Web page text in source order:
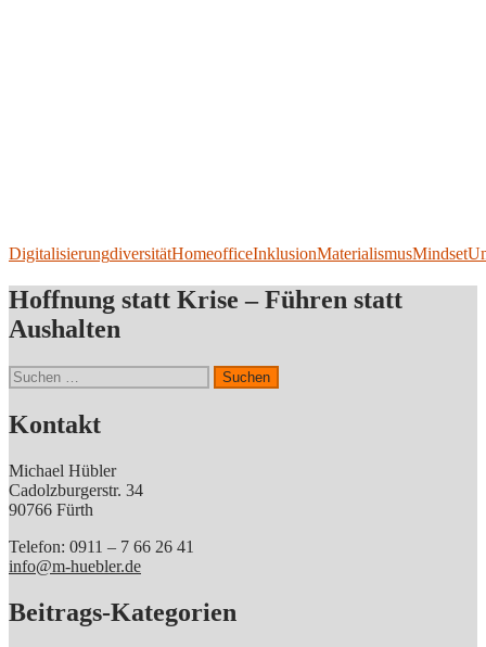
DigitalisierungdiversitätHomeofficeInklusionMaterialismusMindset
Hoffnung statt Krise – Führen statt
Aushalten
Suchen
nach:
Kontakt
Michael Hübler
Cadolzburgerstr. 34
90766 Fürth
Telefon: 0911 – 7 66 26 41
info@m-huebler.de
Beitrags-Kategorien